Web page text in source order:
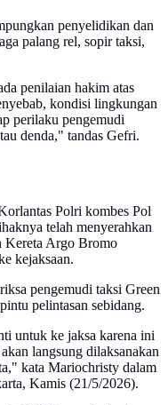
penyelidikan dan
palang rel, sopir taksi,
penilaian hakim atas
kondisi lingkungan
perilaku pengemudi
denda," tandas Gefri.
Polri kombes Pol
telah menyerahkan
Kereta Argo Bromo
kejaksaan.
pengemudi taksi Green
pelintasan sebidang.
untuk ke jaksa karena ini
langsung dilaksanakan
kata Mariochristy dalam
Kamis (21/5/2026).